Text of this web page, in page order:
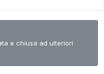
e chiusa ad ulteriori